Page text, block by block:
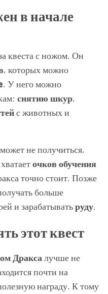
в начале
квеста с ножом. Он
, которых можно
. У него можно
снятию шкур,
с животных и
не получиться,
очков обучения
точно стоит. Позже
больше
и зарабатыватьруду.
этот квест
Дракса лучше не
почти на
награду. К тому